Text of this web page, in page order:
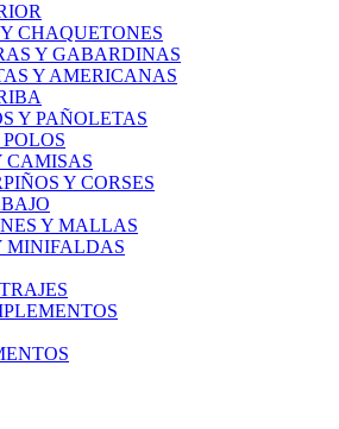
CHAQUETONES
Y GABARDINAS
Y AMERICANAS
Y PAÑOLETAS
POLOS
CAMISAS
Y CORSES
Y MALLAS
MINIFALDAS